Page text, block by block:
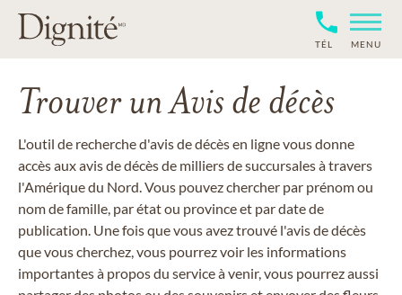
TÉL MENU
Trouver un Avis de décès
L'outil de recherche d'avis de décès en ligne vous donne
accès aux avis de décès de milliers de succursales à travers
l'Amérique du Nord. Vous pouvez chercher par prénom ou
nom de famille, par état ou province et par date de
publication. Une fois que vous avez trouvé l'avis de décès
que vous cherchez, vous pourrez voir les informations
importantes à propos du service à venir, vous pourrez aussi